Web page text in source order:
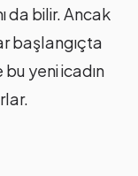
da bilir. Ancak
başlangıçta
yeni icadın